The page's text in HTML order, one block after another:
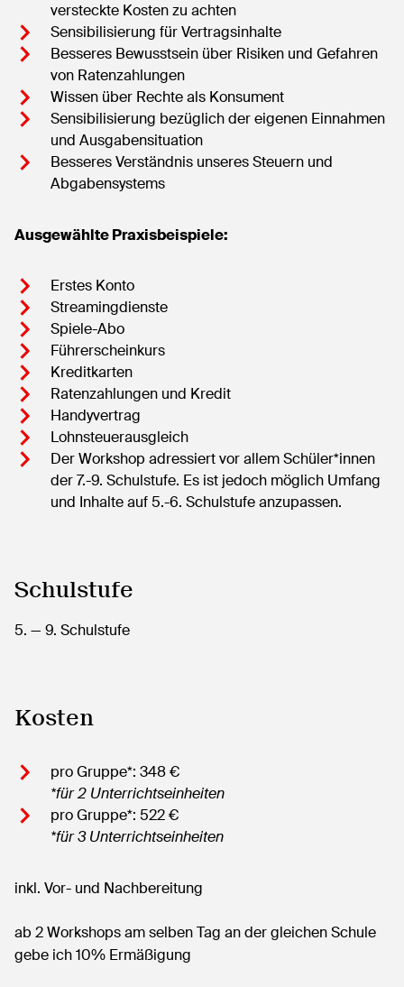
versteckte Kosten zu achten
Sensibilisierung für Vertragsinhalte
Besseres Bewusstsein über Risiken und Gefahren
von Ratenzahlungen
Wissen über Rechte als Konsument
Sensibilisierung bezüglich der eigenen Einnahmen
und Ausgabensituation
Besseres Verständnis unseres Steuern und
Abgabensystems
Ausgewählte Praxisbeispiele:
Erstes Konto
Streamingdienste
Spiele-Abo
Führerscheinkurs
Kreditkarten
Ratenzahlungen und Kredit
Handyvertrag
Lohnsteuerausgleich
Der Workshop adressiert vor allem Schüler*innen
der 7.-9. Schulstufe. Es ist jedoch möglich Umfang
und Inhalte auf 5.-6. Schulstufe anzupassen.
Schulstufe
5. — 9. Schulstufe
Kosten
pro Gruppe*: 348 €
*für 2 Unterrichtseinheiten
pro Gruppe*: 522 €
*für 3 Unterrichtseinheiten
inkl. Vor- und Nachbereitung
ab 2 Workshops am selben Tag an der gleichen Schule
gebe ich 10% Ermäßigung